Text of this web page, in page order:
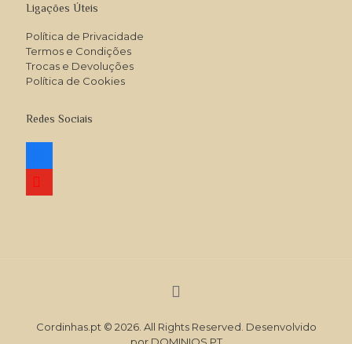
Ligações Úteis
Política de Privacidade
Termos e Condições
Trocas e Devoluções
Política de Cookies
Redes Sociais
facebook
youtube
Cordinhas.pt © 2026. All Rights Reserved. Desenvolvido